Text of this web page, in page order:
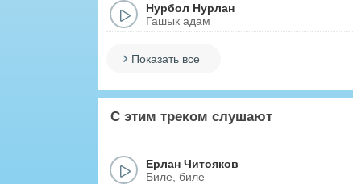
Нурбол Нурлан
Гашык адам
Показать все
С этим треком слушают
Ерлан Читояков
Биле, биле